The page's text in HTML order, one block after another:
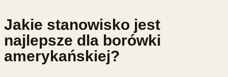
Jakie stanowisko jest
najlepsze dla borówki
amerykańskiej?